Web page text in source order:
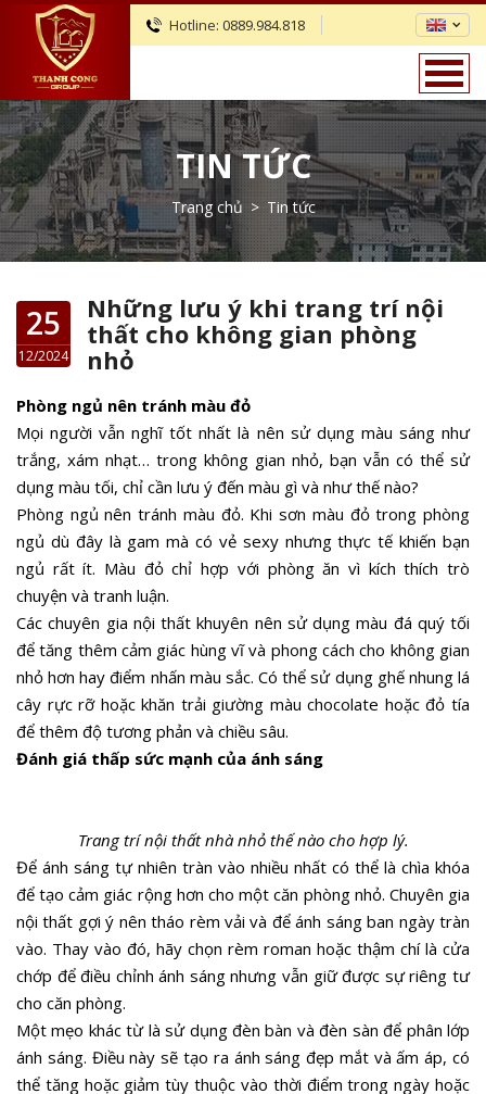
Hotline: 0889.984.818
TIN TỨC
Trang chủ > Tin tức
25
12/2024
Những lưu ý khi trang trí nội
thất cho không gian phòng
nhỏ
Phòng ngủ nên tránh màu đỏ
Mọi người vẫn nghĩ tốt nhất là nên sử dụng màu sáng như
trắng, xám nhạt… trong không gian nhỏ, bạn vẫn có thể sử
dụng màu tối, chỉ cần lưu ý đến màu gì và như thế nào?
Phòng ngủ nên tránh màu đỏ. Khi sơn màu đỏ trong phòng
ngủ dù đây là gam mà có vẻ sexy nhưng thực tế khiến bạn
ngủ rất ít. Màu đỏ chỉ hợp với phòng ăn vì kích thích trò
chuyện và tranh luận.
Các chuyên gia nội thất khuyên nên sử dụng màu đá quý tối
để tăng thêm cảm giác hùng vĩ và phong cách cho không gian
nhỏ hơn hay điểm nhấn màu sắc. Có thể sử dụng ghế nhung lá
cây rực rỡ hoặc khăn trải giường màu chocolate hoặc đỏ tía
để thêm độ tương phản và chiều sâu.
Đánh giá thấp sức mạnh của ánh sáng
Trang trí nội thất nhà nhỏ thế nào cho hợp lý.
Để ánh sáng tự nhiên tràn vào nhiều nhất có thể là chìa khóa
để tạo cảm giác rộng hơn cho một căn phòng nhỏ. Chuyên gia
nội thất gợi ý nên tháo rèm vải và để ánh sáng ban ngày tràn
vào. Thay vào đó, hãy chọn rèm roman hoặc thậm chí là cửa
chớp để điều chỉnh ánh sáng nhưng vẫn giữ được sự riêng tư
cho căn phòng.
Một mẹo khác từ là sử dụng đèn bàn và đèn sàn để phân lớp
ánh sáng. Điều này sẽ tạo ra ánh sáng đẹp mắt và ấm áp, có
thể tăng hoặc giảm tùy thuộc vào thời điểm trong ngày hoặc